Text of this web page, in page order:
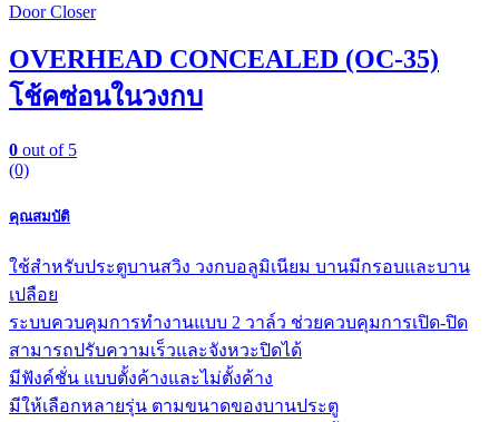
Door Closer
OVERHEAD CONCEALED (OC-35)
โช้คซ่อนในวงกบ
0 out of 5
(0)
คุณสมบัติ
ใช้สำหรับประตูบานสวิง วงกบอลูมิเนียม บานมีกรอบและบาน
เปลือย
ระบบควบคุมการทำงานแบบ 2 วาล์ว ช่วยควบคุมการเปิด-ปิด
สามารถปรับความเร็วและจังหวะปิดได้
มีฟังค์ชั่น แบบตั้งค้างและไม่ตั้งค้าง
มีให้เลือกหลายรุ่น ตามขนาดของบานประตู